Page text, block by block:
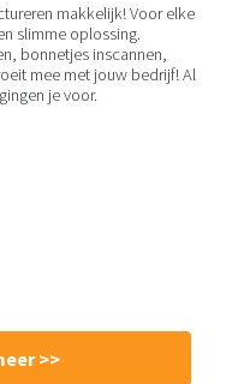
makkelijk! Voor elke
slimme oplossing.
bonnetjes inscannen,
mee met jouw bedrijf! Al
je voor.
>>